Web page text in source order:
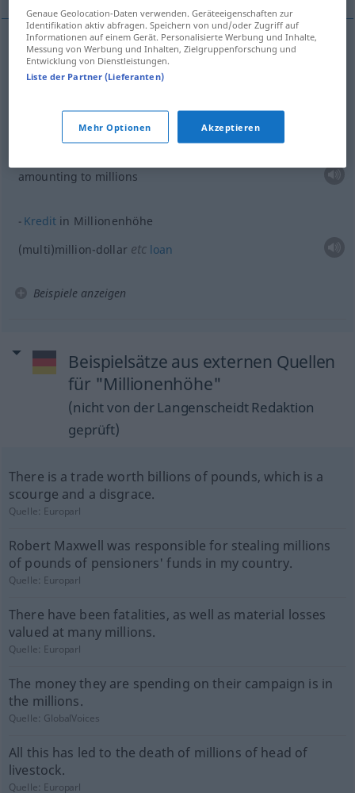
Beispiele
in Millionenhöhe
in Millionenhöhemehrere Millionen
amounting to millions
Kreditin Millionenhöhe
(multi)million-dollaretc loan
Beispiele anzeigen
Beispielsätze aus externen Quellen
für "Millionenhöhe"
(nicht von der Langenscheidt Redaktion
geprüft)
There is a trade worth billions of pounds, which is a
scourge and a disgrace.
Quelle: Europarl
Robert Maxwell was responsible for stealing millions
of pounds of pensioners' funds in my country.
Quelle: Europarl
There have been fatalities, as well as material losses
valued at many millions.
Quelle: Europarl
The money they are spending on their campaign is in
the millions.
Quelle: GlobalVoices
All this has led to the death of millions of head of
livestock.
Quelle: Europarl
Genaue Geolocation-Daten verwenden. Geräteeigenschaften zur
Identifikation aktiv abfragen. Speichern von und/oder Zugriff auf
Informationen auf einem Gerät. Personalisierte Werbung und Inhalte,
Messung von Werbung und Inhalten, Zielgruppenforschung und
Entwicklung von Dienstleistungen.
Liste der Partner (Lieferanten)
Mehr Optionen Akzeptieren